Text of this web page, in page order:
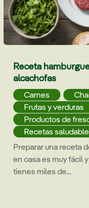
Receta
alcachofas
Carnes ,
Frutas y verduras
Productos de
Recetas
Preparar una receta
en casa es muy fácil
tienes miles de...